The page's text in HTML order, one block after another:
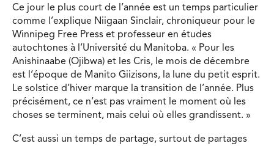
Ce jour le plus court de l’année est un temps particulier
comme l’explique Niigaan Sinclair, chroniqueur pour le
Winnipeg Free Press et professeur en études
autochtones à l’Université du Manitoba. « Pour les
Anishinaabe (Ojibwa) et les Cris, le mois de décembre
est l’époque de Manito Giizisons, la lune du petit esprit.
Le solstice d’hiver marque la transition de l’année. Plus
précisément, ce n’est pas vraiment le moment où les
choses se terminent, mais celui où elles grandissent. »
C’est aussi un temps de partage, surtout de partages